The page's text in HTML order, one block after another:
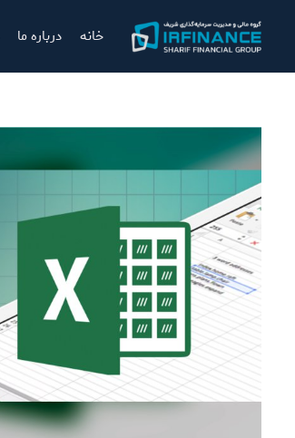
خانه درباره ما